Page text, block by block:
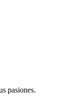
pasiones.